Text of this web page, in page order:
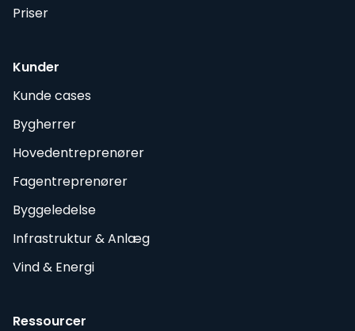
Priser
Kunder
Kunde cases
Bygherrer
Hovedentreprenører
Fagentreprenører
Byggeledelse
Infrastruktur & Anlæg
Vind & Energi
Ressourcer